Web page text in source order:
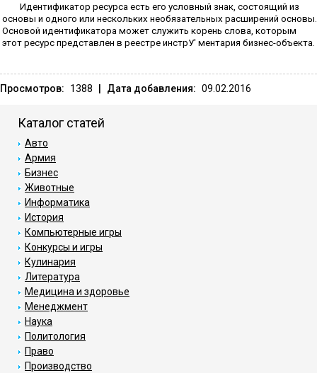
Идентификатор ресурса есть его условный знак, состоящий из
основы и одного или несколь­ких необязательных расширений основы.
Основой идентификатора может служить корень слова, ко­торым
этот ресурс представлен в реестре инстрУ' ментария бизнес-объекта.
Просмотров: 1388 Дата добавления: 09.02.2016
Каталог статей
Авто
Армия
Бизнес
Животные
Информатика
История
Компьютерные игры
Конкурсы и игры
Кулинария
Литература
Медицина и здоровье
Менеджмент
Наука
Политология
Право
Производство